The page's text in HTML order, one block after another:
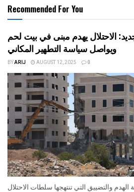
Recommended For You
الاحتلال يهدم مبنى في بيت لحم
ويواصل سياسة التطهير المكاني
BYARIJ AUGUST 12, 2025 0
والتضييق التي تنتهجها سلطات الاحتلال